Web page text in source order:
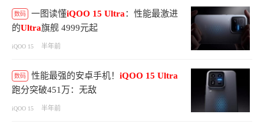
数码 一图读懂iQOO 15 Ultra：性能最激进
的Ultra旗舰 4999元起
iQOO 15 半年前
数码 性能最强的安卓手机！ iQOO 15 Ultra
跑分突破451万：无敌
iQOO 15 半年前